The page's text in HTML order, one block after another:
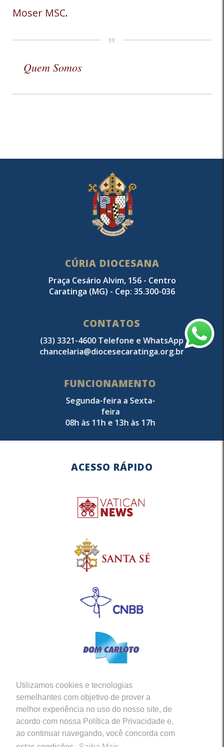
Utilizamos cookies e tecnologias
semelhantes com objetivo de prover a
melhor experiência no uso do nosso site, de
acordo com nossa Política de Privacidade e,
ao continuar navegando, você concorda com
Moser MSC.
Quem Somos
CÚRIA DIOCESANA
Praça Cesário Alvim, 156 - Centro
Caratinga (MG) - Cep: 35.300-036
CONTATOS
(33) 3321-4600 Telefone e WhatsApp
chancelaria@diocesecaratinga.org.br
FUNCIONAMENTO
Segunda-feira a Sexta-
feira
08h às 11h e 13h às 17h
ACESSO RÁPIDO
Siga-nos em nossas Redes Sociais